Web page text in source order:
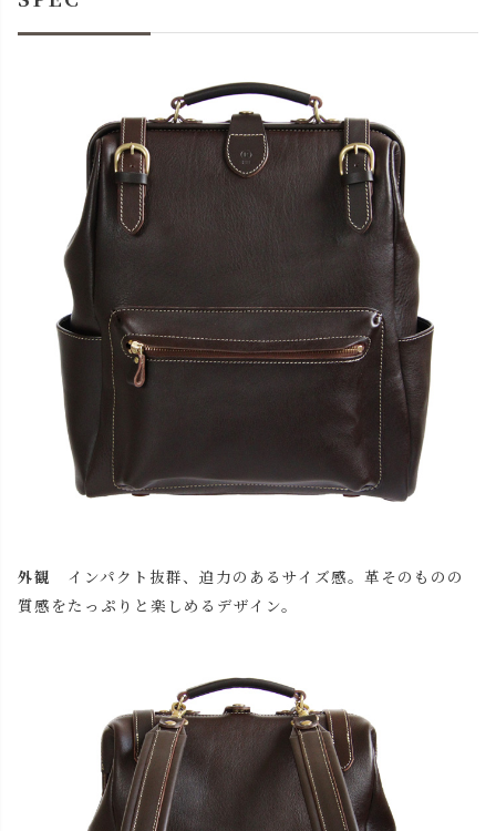
外観 インパクト抜群、迫力のあるサイズ感。革そのものの
質感をたっぷりと楽しめるデザイン。